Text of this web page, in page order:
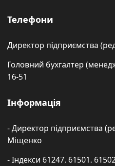
Телефони
Директор підприємства
Головний бухгалтер
16-51
Інформація
- Директор підприємства
Міщенко
- Індекси 61247. 61501.